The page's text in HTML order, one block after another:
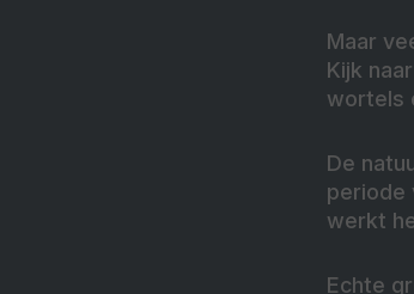
Maar
Kijk
wortels
De
periode
werkt
Echte